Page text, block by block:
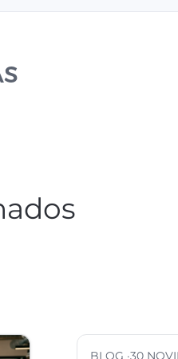
BLOG ·30